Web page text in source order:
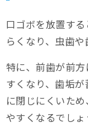
口ゴボを放置す
らくなり、虫歯や
特に、前歯が前
すくなり、歯垢
に閉じにくいた
やすくなるでしょ